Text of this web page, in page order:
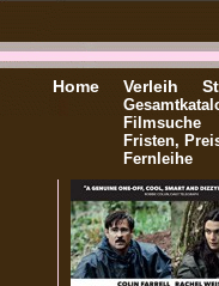
Home Verleih
Filmsuche
Fristen,
Fernleihe